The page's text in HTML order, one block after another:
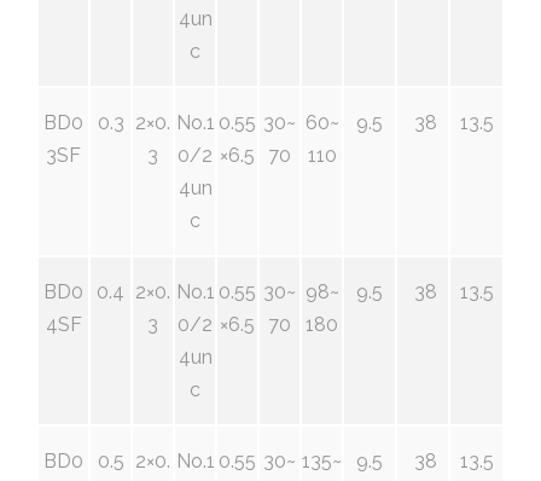
4un
c
BD0
3SF
0.3 2×0.
3
No.1
0/2
4un
c
0.55
×6.5
30~
70
60~
110
9.5 38 13.5
BD0
4SF
0.4 2×0.
3
No.1
0/2
4un
c
0.55
×6.5
30~
70
98~
180
9.5 38 13.5
BD0
0.5 2×0. No.1 0.55 30~ 135~
9.5 38 13.5